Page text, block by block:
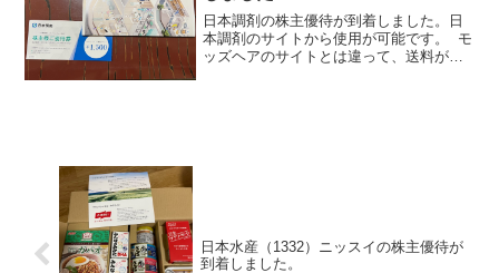
日本調剤の株主優待が到着しました。日
本調剤のサイトから使用が可能です。 モ
ッズヘアのサイトとは違って、送料が無
日本水産（1332）ニッスイの株主優待が
到着しました。